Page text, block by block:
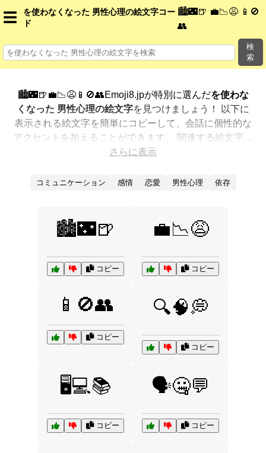
☰
を使わなくなった 男性心理の絵文字コー
ド
🏙️🌃🍺 💼📉😩 📱🚫
👥
検
索
🏙️🌃🍺💼📉😩📱🚫👥Emoji8.jpが特別に選んだを使わな
くなった 男性心理の絵文字を見つけましょう！ 以下に
表示される絵文字を簡単にコピーして、会話に個性的な
アクセントを加えることができます。 関連する絵文字を
最も人気のある順に表示しました。さらに多くのオプシ
方法でを使わなくなった 男性心理を絵文字で表現する方
さらに表示
コミュニケーション 感情 恋愛 男性心理 依存
🏙️🌃🍺
コピー
💼📉😩
コピー
📱🚫👥
コピー
🔍🧠💭
コピー
🖥️💻📚
コピー
🗣️🤐💬
コピー